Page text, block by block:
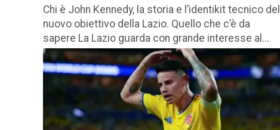
Chi è John Kennedy, la storia e l’identikit tecnico del
nuovo obiettivo della Lazio. Quello che c’è da
sapere La Lazio guarda con grande interesse al...